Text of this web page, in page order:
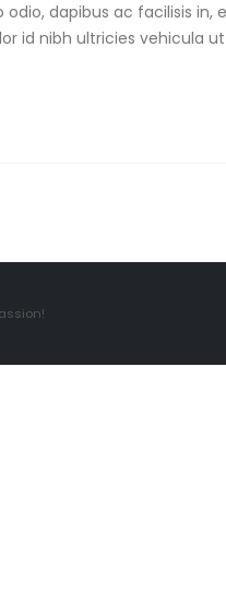
dapibus ac facilisis in,
id nibh ultricies vehicula